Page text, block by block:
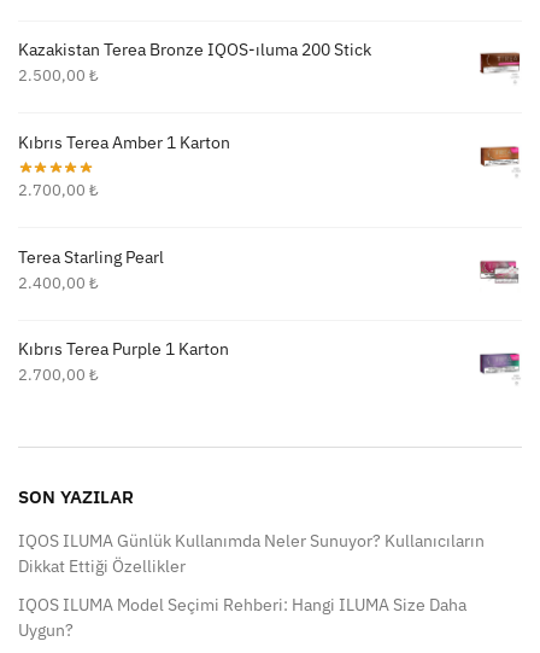
Kazakistan Terea Bronze IQOS-ıluma 200 Stick
2.500,00 ₺
Kıbrıs Terea Amber 1 Karton
2.700,00 ₺
Terea Starling Pearl
2.400,00 ₺
Kıbrıs Terea Purple 1 Karton
2.700,00 ₺
SON YAZILAR
IQOS ILUMA Günlük Kullanımda Neler Sunuyor? Kullanıcıların
Dikkat Ettiği Özellikler
IQOS ILUMA Model Seçimi Rehberi: Hangi ILUMA Size Daha
Uygun?